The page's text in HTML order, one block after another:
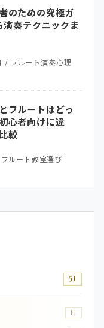
のための究極ガ
奏テクニックま
/ フルート演奏心理
フルートはどっ
心者向けに違
較
フルート教室選び
51
11